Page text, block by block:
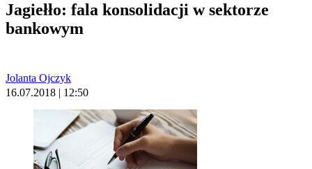
Jagiełło: fala konsolidacji w sektorze
bankowym
Jolanta Ojczyk
16.07.2018 | 12:50